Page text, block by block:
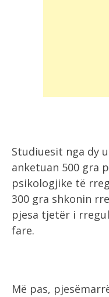
Studiuesit nga dy
anketuan 500 gra
psikologjike të
300 gra shkonin
pjesa tjetër i
fare.
Më pas,